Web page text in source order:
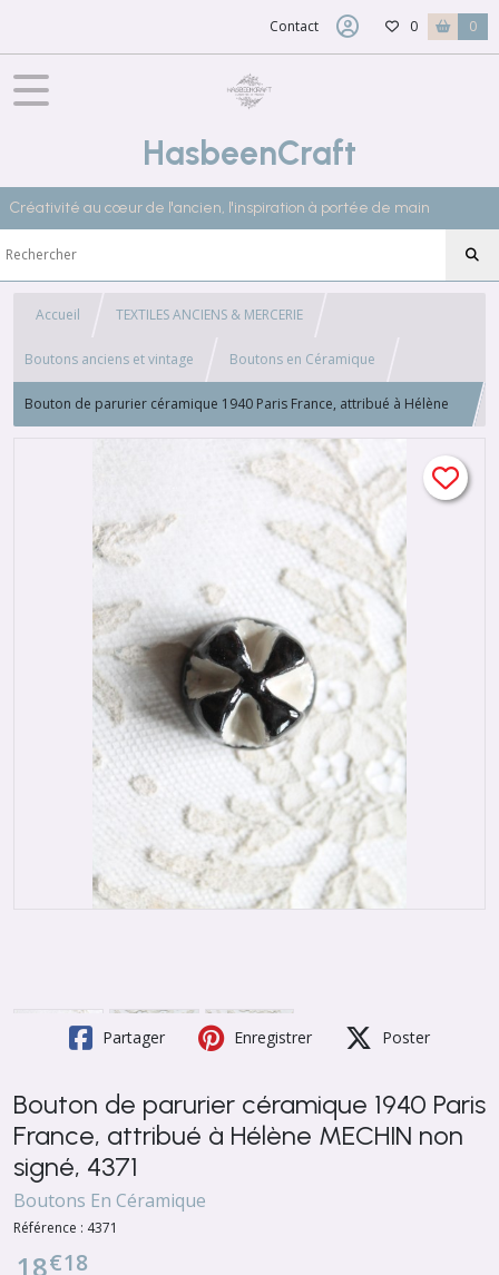
Contact 0 0
HasbeenCraft
Créativité au cœur de l'ancien, l'inspiration à portée de main
Accueil TEXTILES ANCIENS & MERCERIE
Boutons anciens et vintage Boutons en Céramique
Bouton de parurier céramique 1940 Paris France, attribué à Hélène
Partager Enregistrer Poster
Bouton de parurier céramique 1940 Paris
France, attribué à Hélène MECHIN non
signé, 4371
Boutons En Céramique
Référence : 4371
18€18